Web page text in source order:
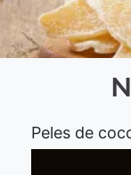
Peles de